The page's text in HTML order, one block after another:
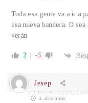
Toda esa gente va a ir a
esa nueva bandera. O
verán
2 -5
Jesep
4 años atrás